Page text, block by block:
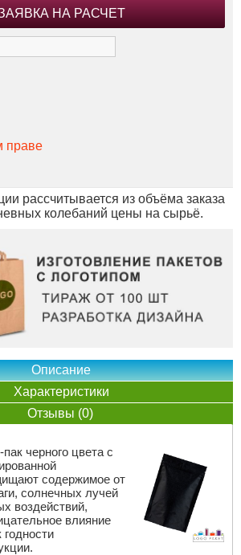
НА РАСЧЕТ
праве
рассчитывается из объёма заказа
колебаний цены на сырьё.
Описание
Характеристики
Отзывы (0)
черного цвета с
содержимое от
солнечных лучей
воздействий,
влияние
годности